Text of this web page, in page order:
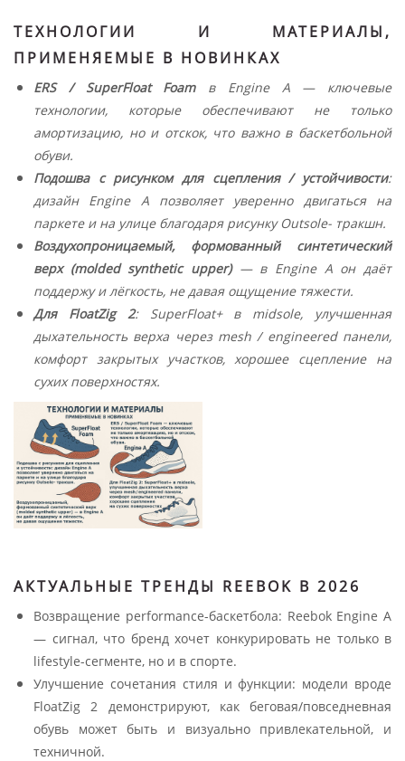
ТЕХНОЛОГИИ И МАТЕРИАЛЫ,
ПРИМЕНЯЕМЫЕ В НОВИНКАХ
ERS / SuperFloat Foam в Engine A — ключевые
технологии, которые обеспечивают не только
амортизацию, но и отскок, что важно в баскетбольной
обуви.
Подошва с рисунком для сцепления / устойчивости:
дизайн Engine A позволяет уверенно двигаться на
паркете и на улице благодаря рисунку Outsole- тракшн.
Воздухопроницаемый, формованный синтетический
верх (molded synthetic upper) — в Engine A он даёт
поддержу и лёгкость, не давая ощущение тяжести.
Для FloatZig 2: SuperFloat+ в midsole, улучшенная
дыхательность верха через mesh / engineered панели,
комфорт закрытых участков, хорошее сцепление на
сухих поверхностях.
АКТУАЛЬНЫЕ ТРЕНДЫ REEBOK В 2026
Возвращение performance-баскетбола: Reebok Engine A
— сигнал, что бренд хочет конкурировать не только в
lifestyle-сегменте, но и в спорте.
Улучшение сочетания стиля и функции: модели вроде
FloatZig 2 демонстрируют, как беговая/повседневная
обувь может быть и визуально привлекательной, и
техничной.